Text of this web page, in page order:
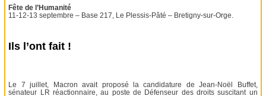
Fête de l’Humanité
11-12-13 septembre – Base 217, Le Plessis-Pâté – Bretigny-sur-Orge.
Ils l’ont fait !
Le 7 juillet, Macron avait proposé la candidature de Jean-Noël Buffet,
sénateur LR réactionnaire, au poste de Défenseur des droits suscitant un